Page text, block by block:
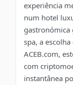
experiência
num hotel
gastronómica
spa, a
ACEB.com,
com
instantânea